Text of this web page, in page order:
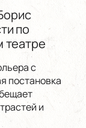
по
театре
с
постановка
и